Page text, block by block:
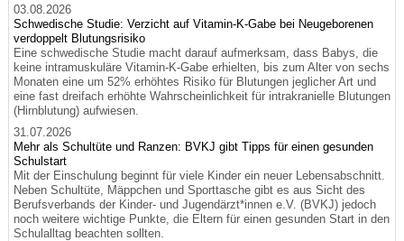
03.08.2026
Schwedische Studie: Verzicht auf Vitamin-K-Gabe bei Neugeborenen
verdoppelt Blutungsrisiko
Eine schwedische Studie macht darauf aufmerksam, dass Babys, die
keine intramuskuläre Vitamin-K-Gabe erhielten, bis zum Alter von sechs
Monaten eine um 52% erhöhtes Risiko für Blutungen jeglicher Art und
eine fast dreifach erhöhte Wahrscheinlichkeit für intrakranielle Blutungen
(Hirnblutung) aufwiesen.
31.07.2026
Mehr als Schultüte und Ranzen: BVKJ gibt Tipps für einen gesunden
Schulstart
Mit der Einschulung beginnt für viele Kinder ein neuer Lebensabschnitt.
Neben Schultüte, Mäppchen und Sporttasche gibt es aus Sicht des
Berufsverbands der Kinder- und Jugendärzt*innen e.V. (BVKJ) jedoch
noch weitere wichtige Punkte, die Eltern für einen gesunden Start in den
Schulalltag beachten sollten.